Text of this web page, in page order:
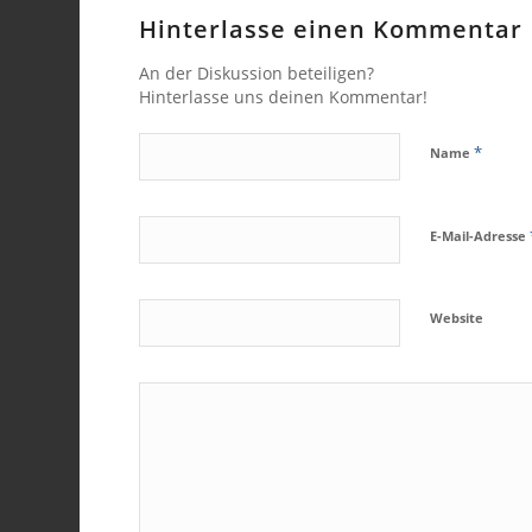
Hinterlasse einen Kommentar
An der Diskussion beteiligen?
Hinterlasse uns deinen Kommentar!
Name*
E-Mail-Adresse
Website